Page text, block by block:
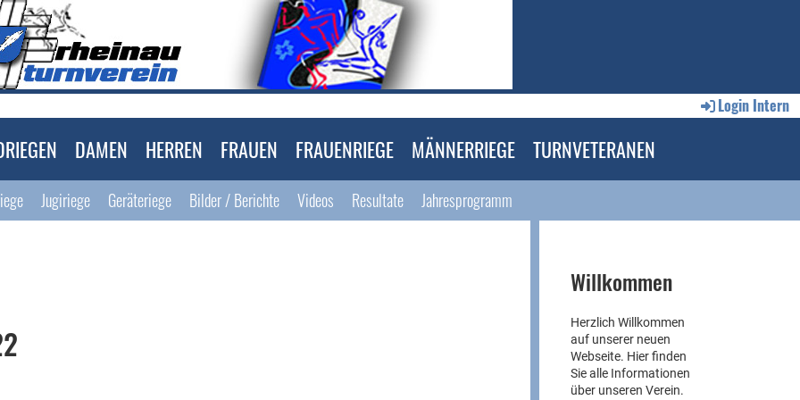
Login Intern
DAMEN HERREN FRAUEN FRAUENRIEGE MÄNNERRIEGE TURNVETERANEN
Jugiriege Geräteriege Bilder / Berichte Videos Resultate Jahresprogramm
Willkommen
Herzlich Willkommen
auf unserer neuen
Webseite. Hier finden
Sie alle Informationen
über unseren Verein.